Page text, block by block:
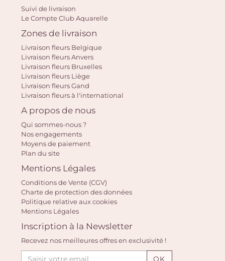
Suivi de livraison
Le Compte Club Aquarelle
Zones de livraison
Livraison fleurs Belgique
Livraison fleurs Anvers
Livraison fleurs Bruxelles
Livraison fleurs Liège
Livraison fleurs Gand
Livraison fleurs à l'international
A propos de nous
Qui sommes-nous ?
Nos engagements
Moyens de paiement
Plan du site
Mentions Légales
Conditions de Vente (CGV)
Charte de protection des données
Politique relative aux cookies
Mentions Légales
Inscription à la Newsletter
Recevez nos meilleures offres en exclusivité !
OK